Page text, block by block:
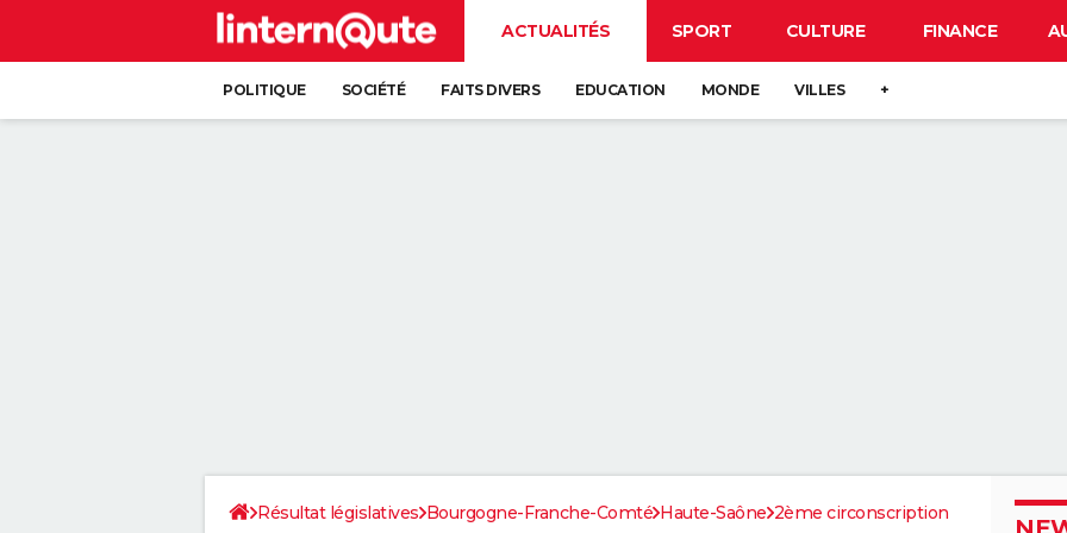
ACTUALITÉS SPORT CULTURE FINANCE
POLITIQUE SOCIÉTÉ FAITS DIVERS EDUCATION MONDE VILLES +
Résultat législatives Bourgogne-Franche-Comté Haute-Saône 2ème circonscription